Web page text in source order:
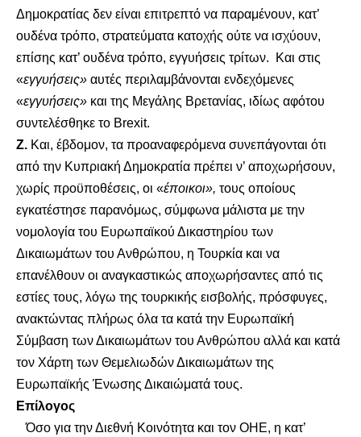
Δημοκρατίας δεν είναι επιτρεπτό να παραμένουν, κατ’
ουδένα τρόπο, στρατεύματα κατοχής ούτε να ισχύουν,
επίσης κατ’ ουδένα τρόπο, εγγυήσεις τρίτων. Και στις
«εγγυήσεις» αυτές περιλαμβάνονται ενδεχόμενες
«εγγυήσεις» και της Μεγάλης Βρετανίας, ιδίως αφότου
συντελέσθηκε το Brexit.
Ζ. Και, έβδομον, τα προαναφερόμενα συνεπάγονται ότι
από την Κυπριακή Δημοκρατία πρέπει ν’ αποχωρήσουν,
χωρίς προϋποθέσεις, οι «έποικοι», τους οποίους
εγκατέστησε παρανόμως, σύμφωνα μάλιστα με την
νομολογία του Ευρωπαϊκού Δικαστηρίου των
Δικαιωμάτων του Ανθρώπου, η Τουρκία και να
επανέλθουν οι αναγκαστικώς αποχωρήσαντες από τις
εστίες τους, λόγω της τουρκικής εισβολής, πρόσφυγες,
ανακτώντας πλήρως όλα τα κατά την Ευρωπαϊκή
Σύμβαση των Δικαιωμάτων του Ανθρώπου αλλά και κατά
τον Χάρτη των Θεμελιωδών Δικαιωμάτων της
Ευρωπαϊκής Ένωσης Δικαιώματά τους.
Επίλογος
Όσο για την Διεθνή Κοινότητα και τον ΟΗΕ, η κατ’